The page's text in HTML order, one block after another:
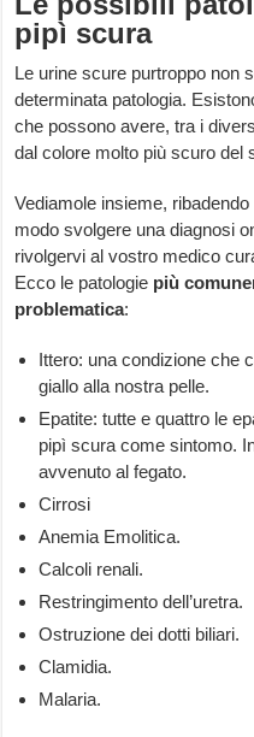
pipì scura
Le urine scure purtroppo non
determinata patologia.
che possono avere, tra i
dal colore molto più scuro del
Vediamole insieme,
modo svolgere una diagnosi
rivolgervi al vostro medico
Ecco le patologie più
problematica:
Ittero: una condizione che
giallo alla nostra pelle.
Epatite: tutte e quattro le
pipì scura come sintomo.
avvenuto al fegato.
Cirrosi
Anemia Emolitica.
Calcoli renali.
Restringimento dell’uretra.
Ostruzione dei dotti biliari.
Clamidia.
Malaria.